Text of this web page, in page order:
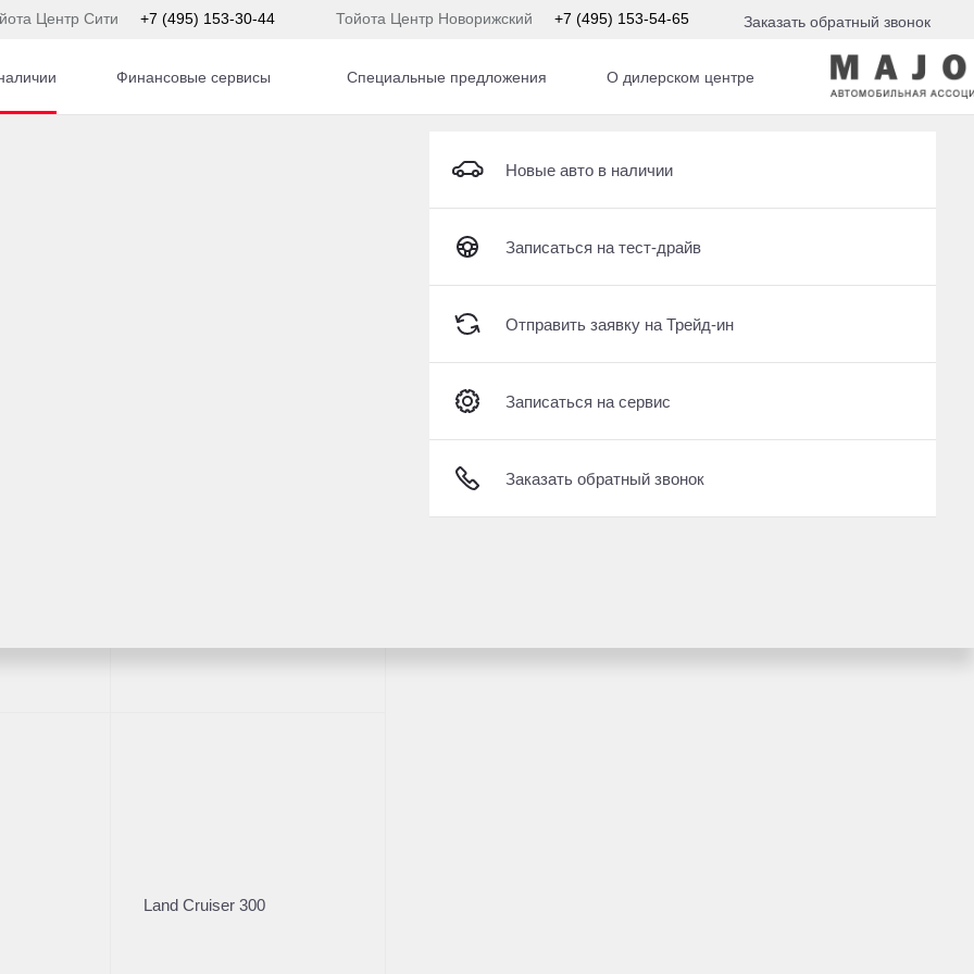
Центр Сити +7 (495) 153-30-44 Тойота Центр Новорижский +7 (495) 153-54-65 Заказать обратный звонок
Land Cruiser 300
Получить консультацию по кредиту
Отправить заявку на Трейд-ин
Записаться на сервис
Заказать обратный звонок
Финансовые сервисы
Рассчитать кредит
Записаться на сервис
Отправить заявку на Трейд-ин
Заказать обратный звонок
Специальные предложения О дилерском центре
Новые авто в наличии
Записаться на тест-драйв
Отправить заявку на Трейд-ин
Записаться на сервис
Заказать обратный звонок